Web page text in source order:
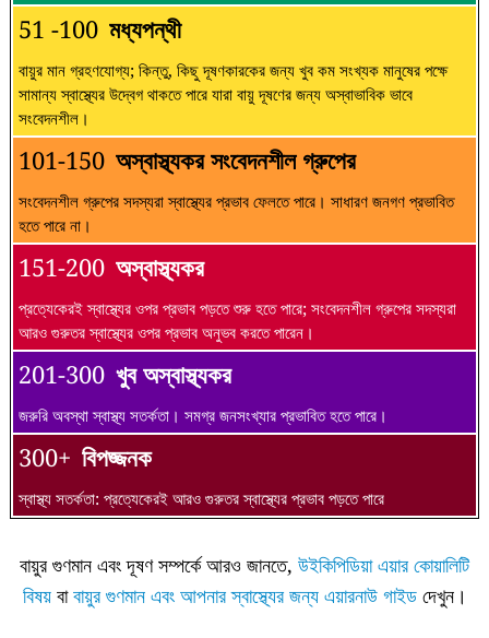
51 -100 মধ্যপন্থী
বায়ুর মান গ্রহণযোগ্য; কিন্তু, কিছু দূষণকারকের জন্য খুব কম সংখ্যক মানুষের পক্ষে
সামান্য স্বাস্থ্যের উদ্বেগ থাকতে পারে যারা বায়ু দূষণের জন্য অস্বাভাবিক ভাবে
সংবেদনশীল।
101-150 অস্বাস্থ্যকর সংবেদনশীল গ্রুপের
সংবেদনশীল গ্রুপের সদস্যরা স্বাস্থ্যের প্রভাব ফেলতে পারে। সাধারণ জনগণ প্রভাবিত
হতে পারে না।
151-200 অস্বাস্থ্যকর
প্রত্যেকেরই স্বাস্থ্যের ওপর প্রভাব পড়তে শুরু হতে পারে; সংবেদনশীল গ্রুপের সদস্যরা
আরও গুরুতর স্বাস্থ্যের ওপর প্রভাব অনুভব করতে পারেন।
201-300 খুব অস্বাস্থ্যকর
জরুরি অবস্থা স্বাস্থ্য সতর্কতা। সমগ্র জনসংখ্যার প্রভাবিত হতে পারে।
300+ বিপজ্জনক
স্বাস্থ্য সতর্কতা: প্রত্যেকেরই আরও গুরুতর স্বাস্থ্যের প্রভাব পড়তে পারে
বায়ুর গুণমান এবং দূষণ সম্পর্কে আরও জানতে, উইকিপিডিয়া এয়ার কোয়ালিটি
বিষয়বাবায়ুর গুণমান এবং আপনার স্বাস্থ্যের জন্য এয়ারনাউ গাইডদেখুন।